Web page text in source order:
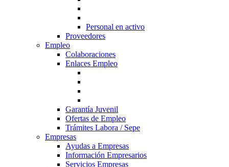
Personal en activo
Proveedores
Empleo
Colaboraciones
Enlaces Empleo
Garantía Juvenil
Ofertas de Empleo
Trámites Labora / Sepe
Empresas
Ayudas a Empresas
Información Empresarios
Servicios Empresas